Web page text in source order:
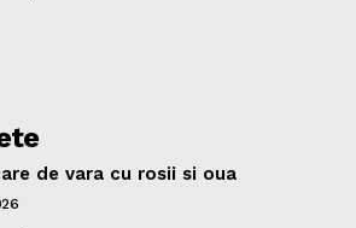
de vara cu rosii si oua